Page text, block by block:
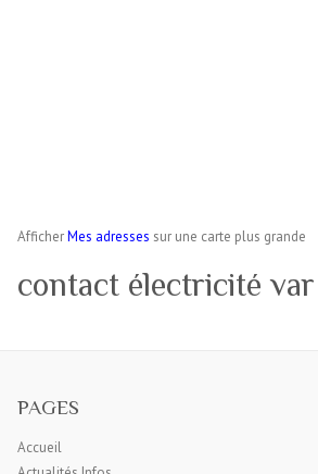
AfficherMes adresses sur une carte plus grande
contact électricité
PAGES
Accueil